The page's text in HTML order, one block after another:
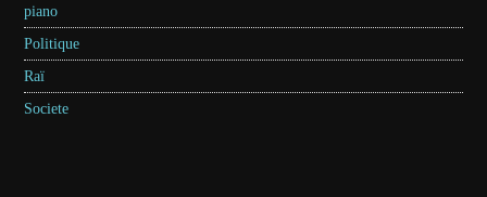
piano
Politique
Raï
Societe